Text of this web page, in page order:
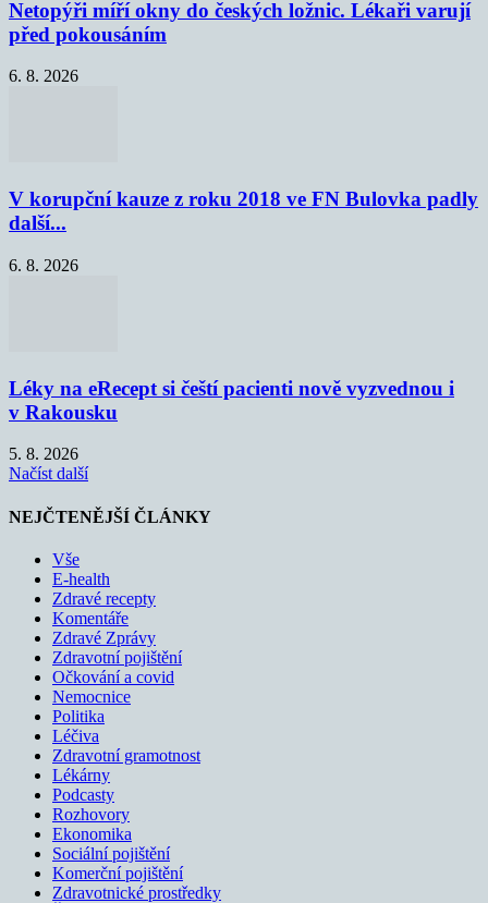
Netopýři míří okny do českých ložnic. Lékaři varují
před pokousáním
6. 8. 2026
V korupční kauze z roku 2018 ve FN Bulovka padly
další...
6. 8. 2026
Léky na eRecept si čeští pacienti nově vyzvednou i
v Rakousku
5. 8. 2026
Načíst další
NEJČTENĚJŠÍ ČLÁNKY
Vše
E-health
Zdravé recepty
Komentáře
Zdravé Zprávy
Zdravotní pojištění
Očkování a covid
Nemocnice
Politika
Léčiva
Zdravotní gramotnost
Lékárny
Podcasty
Rozhovory
Ekonomika
Sociální pojištění
Komerční pojištění
Zdravotnické prostředky